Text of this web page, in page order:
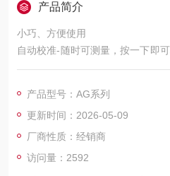
产品简介
小巧、方便使用
自动校准-随时可测量，按一下即
果无人为误差
记忆量大：999个读数
RS232接口可传送数据到个人电脑
电池寿命长 ，Z多可达3000个读数
符合DIN标准，可追溯至BAM和NRC
产品型号：AG系列
更新时间：2026-05-09
厂商性质：经销商
访问量：2592